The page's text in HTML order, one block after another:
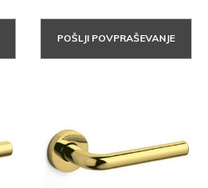
POŠLJI POVPRAŠEVANJE